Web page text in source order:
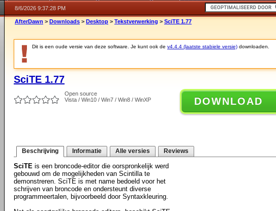
8/6/2026 9:37:28 PM
AfterDawn > Downloads > Desktop > Tekstverwerking > SciTE 1.77
Dit is een oude versie van deze software. Je kunt ook de v4.4.4 (laatste stabiele versie) downloaden.
SciTE 1.77
Open source
Vista / Win10 / Win7 / Win8 / WinXP
DOWNLOAD
Beschrijving Informatie Alle versies Reviews
SciTE is een broncode-editor die oorspronkelijk werd
gebouwd om de mogelijkheden van Scintilla te
demonstreren. SciTE is met name bedoeld voor het
schrijven van broncode en ondersteunt diverse
programmeertalen, bijvoorbeeld door Syntaxkleuring.